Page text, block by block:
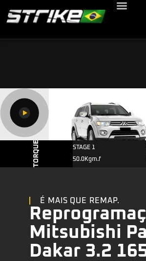
STAGE 1
50.0Kgm.f
É MAIS QUE REMAP.
Mitsubishi
Dakar 3.2